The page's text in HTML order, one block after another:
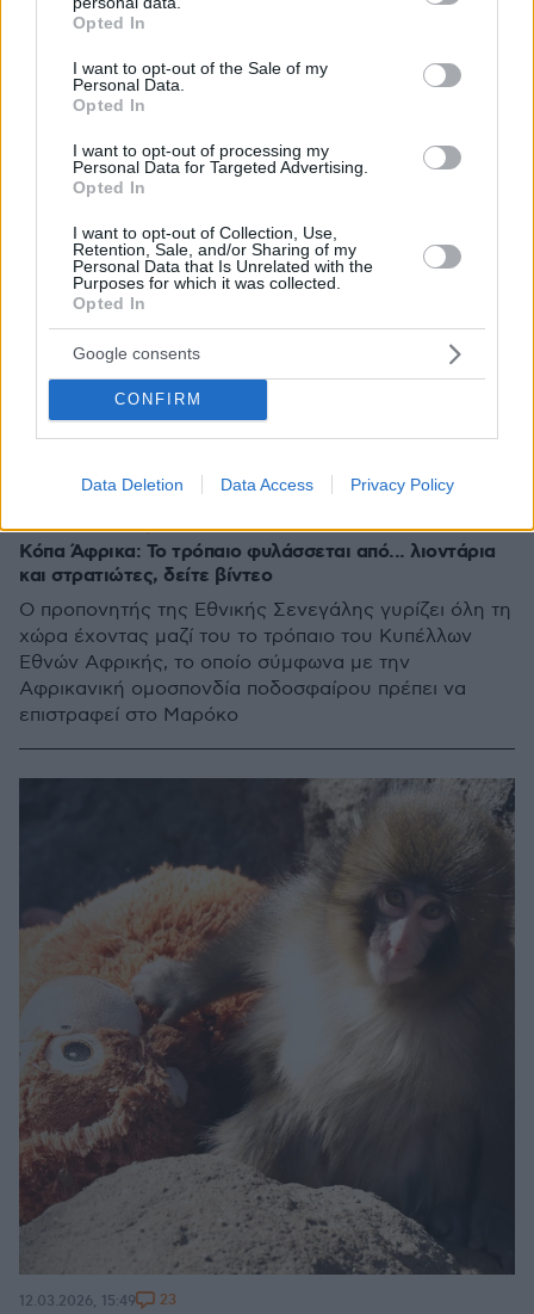
grant or deny consent to Google and its third-party tags to
use your data for below specified purposes in below Google
consent section.
Opted In
I want to opt-out of the Sale of my
Personal Data.
Opted In
I want to opt-out of processing my
Personal Data for Targeted Advertising.
Opted In
I want to opt-out of Collection, Use,
Retention, Sale, and/or Sharing of my
Personal Data that Is Unrelated with the
Purposes for which it was collected.
Opted In
Google consents
CONFIRM
Data Deletion Data Access Privacy Policy
Κόπα Άφρικα: Το τρόπαιο φυλάσσεται από... λιοντάρια
και στρατιώτες, δείτε βίντεο
Ο προπονητής της Εθνικής Σενεγάλης γυρίζει όλη τη
χώρα έχοντας μαζί του το τρόπαιο του Κυπέλλων
Εθνών Αφρικής, το οποίο σύμφωνα με την
Αφρικανική ομοσπονδία ποδοσφαίρου πρέπει να
επιστραφεί στο Μαρόκο
23.03.2026, 20:35 8
12.03.2026, 15:49 23